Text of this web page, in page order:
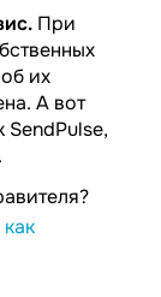
При
их
А вот
SendPulse,
как